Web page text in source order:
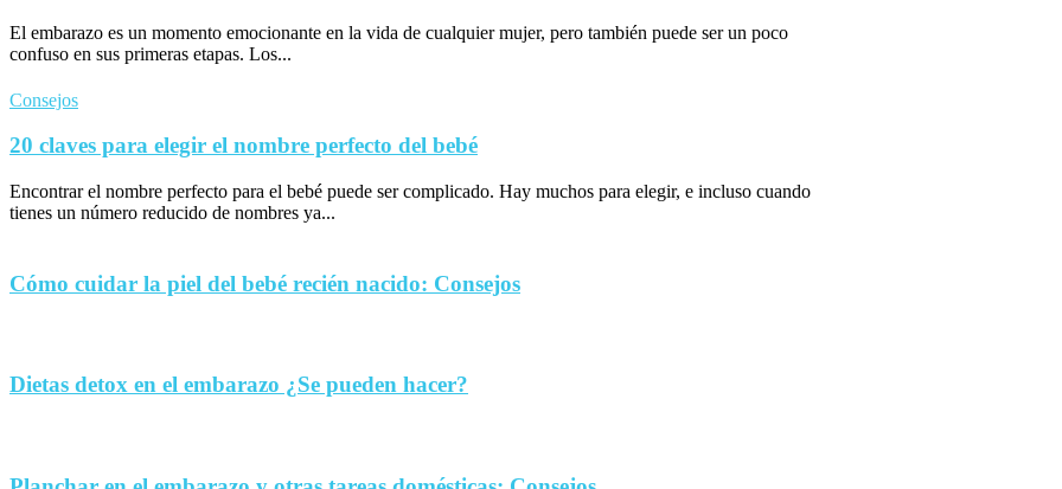
El embarazo es un momento emocionante en la vida de cualquier mujer, pero también puede ser un poco
confuso en sus primeras etapas. Los...
Consejos
20 claves para elegir el nombre perfecto del bebé
Encontrar el nombre perfecto para el bebé puede ser complicado. Hay muchos para elegir, e incluso cuando
tienes un número reducido de nombres ya...
Cómo cuidar la piel del bebé recién nacido: Consejos
Dietas detox en el embarazo ¿Se pueden hacer?